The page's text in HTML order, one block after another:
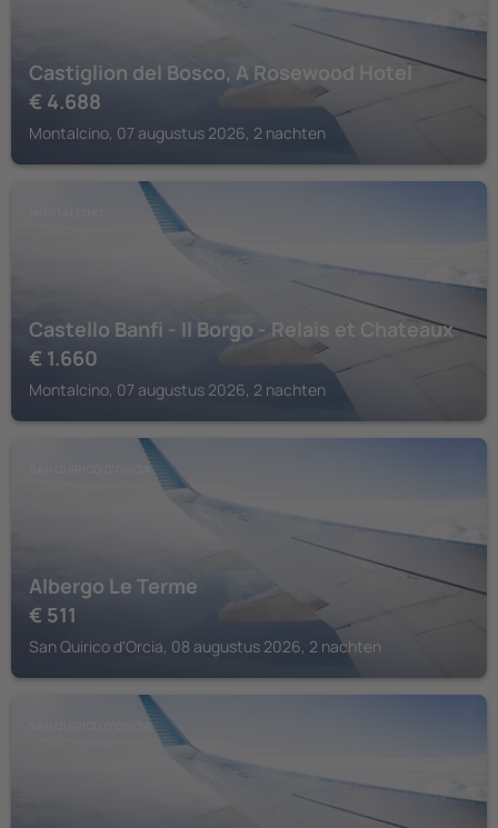
Castiglion del Bosco, A Rosewood Hotel
€ 4.688
Montalcino, 07 augustus 2026, 2 nachten
Castello Banfi - Il Borgo - Relais et Chateaux
€ 1.660
Montalcino, 07 augustus 2026, 2 nachten
SAN QUIRICO D'ORCIA
Albergo Le Terme
€ 511
San Quirico d'Orcia, 08 augustus 2026, 2 nachten
SAN QUIRICO D'ORCIA